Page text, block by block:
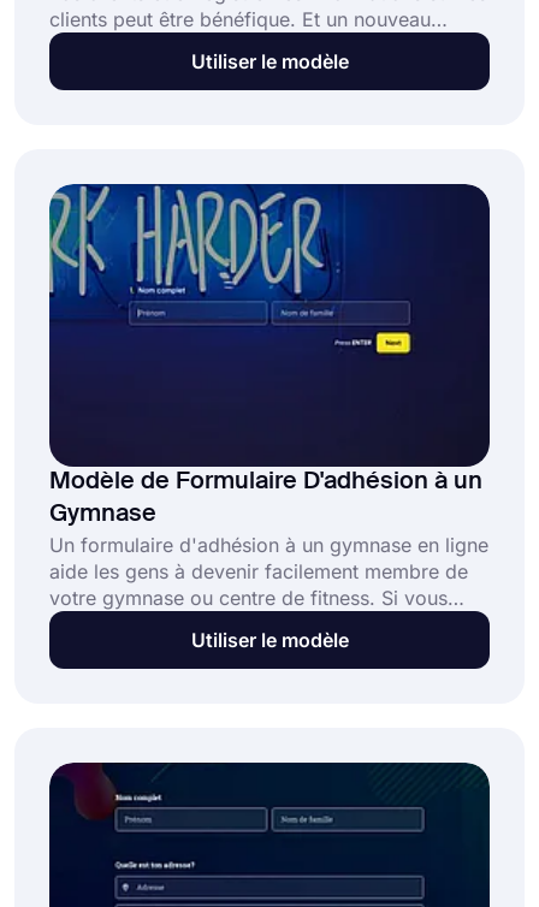
clients peut être bénéfique. Et un nouveau
formulaire d'inscription client constitue un
moyen efficace et efficace de le faire. Lorsqu'un
telles que le nom, l'adresse et les coordonnées.
Utiliser le modèle
Modèle de Formulaire D'adhésion à un
Gymnase
Un formulaire d'adhésion à un gymnase en ligne
aide les gens à devenir facilement membre de
votre gymnase ou centre de fitness. Si vous
recherchez une solution efficace pour accepter
les membres, forms.app offre les meilleures
Utiliser le modèle